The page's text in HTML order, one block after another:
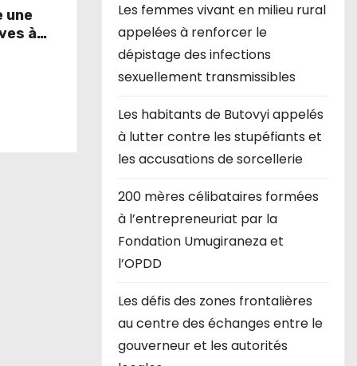
une
à
Les femmes vivant en milieu rural
appelées à renforcer le
dépistage des infections
sexuellement transmissibles
Les habitants de Butovyi appelés
à lutter contre les stupéfiants et
les accusations de sorcellerie
200 mères célibataires formées
à l’entrepreneuriat par la
Fondation Umugiraneza et
l’OPDD
Les défis des zones frontalières
au centre des échanges entre le
gouverneur et les autorités